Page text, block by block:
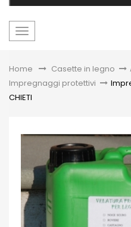
navigazione
Home &gt;Casette in legno >
Impregnaggi protettivi >
CHIETI